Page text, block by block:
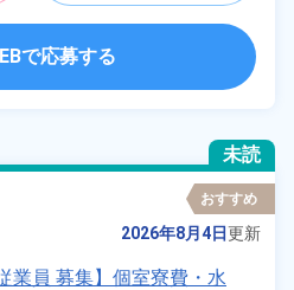
で応募する
未読
おすすめ
2026年8月4日更新
業員 募集】個室寮費・水